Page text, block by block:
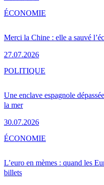
Merci la Chine : elle a sauvé
27.07.2026
ÉCONOMIE
Une enclave espagnole
la mer
30.07.2026
POLITIQUE
L’euro en mèmes : quand les
billets
ÉCONOMIE